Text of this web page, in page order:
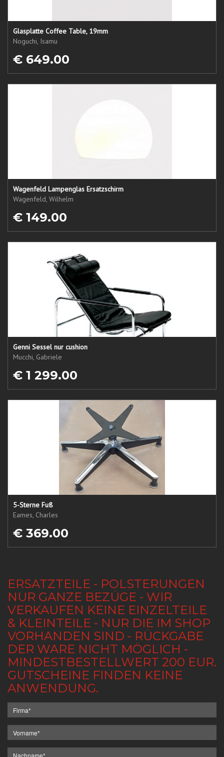
Glasplatte Coffee Table, 19mm
Noguchi, Isamu
€ 649.00
Wagenfeld Lampenglas Ersatzschirm
Wagenfeld, Wilhelm
€ 149.00
Genni Sessel nur cushion
Mucchi, Gabriele
€ 1 299.00
5-Sterne Fuß
Eames, Charles
€ 369.00
ERSATZTEILE - POLSTERUNGEN
NUR GANZE BEZÜGE - WIR
VERKAUFEN KEINE EINZELTEILE
& KLEINTEILE - NUR DIE IM SHOP
VORHANDEN SIND - RÜCKGABE
DER WARE NICHT MÖGLICH -
MINDESTBESTELLWERT 200 EUR.
GUTSCHEINE FINDEN KEINE
ANWENDUNG.